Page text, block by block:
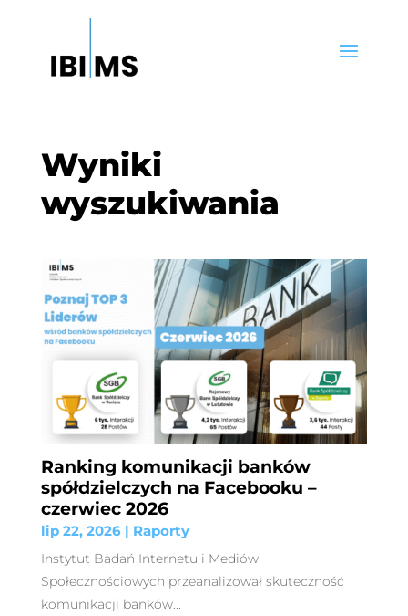
Wyniki
wyszukiwania
Ranking komunikacji banków
spółdzielczych na Facebooku –
czerwiec 2026
lip 22, 2026| Raporty
Instytut Badań Internetu i Mediów
Społecznościowych przeanalizował skuteczność
komunikacji banków...